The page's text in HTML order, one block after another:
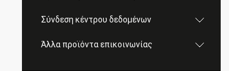
Σύνδεση κέντρου δεδομένων
Άλλα προϊόντα επικοινωνίας